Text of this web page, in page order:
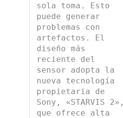
sola toma. Esto
puede generar
problemas con
artefactos. El
diseño más
reciente del
sensor adopta la
nueva tecnología
propietaria de
Sony, «STARVIS 2»,
que ofrece alta